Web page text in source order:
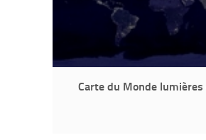
Carte du Monde